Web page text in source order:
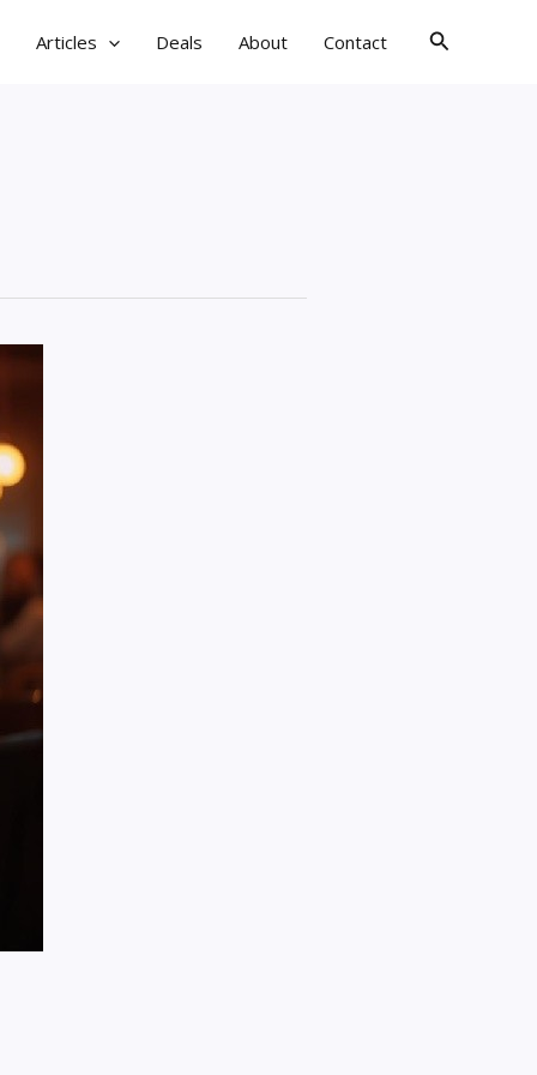
Articles Deals About Contact
검